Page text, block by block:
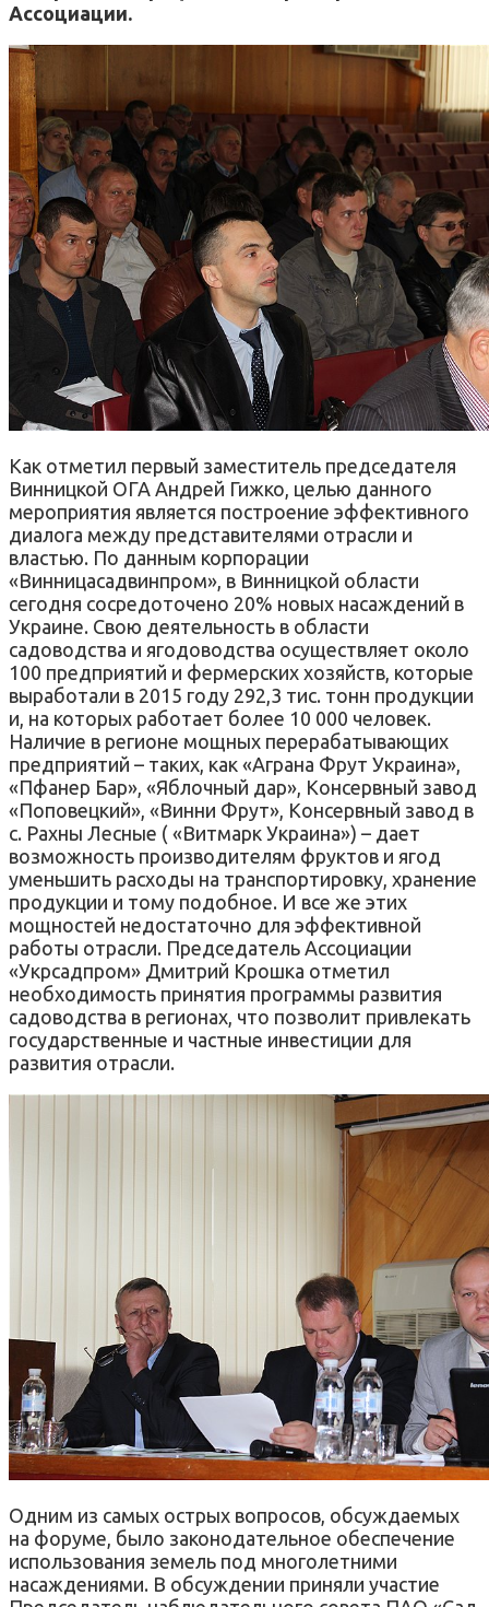
Ассоциации.
Как отметил первый заместитель председателя
Винницкой ОГА Андрей Гижко, целью данного
мероприятия является построение эффективного
диалога между представителями отрасли и
властью. По данным корпорации
«Винницасадвинпром», в Винницкой области
сегодня сосредоточено 20% новых насаждений в
Украине. Свою деятельность в области
садоводства и ягодоводства осуществляет около
100 предприятий и фермерских хозяйств, которые
выработали в 2015 году 292,3 тис. тонн продукции
и, на которых работает более 10 000 человек.
Наличие в регионе мощных перерабатывающих
предприятий – таких, как «Аграна Фрут Украина»,
«Пфанер Бар», «Яблочный дар», Консервный завод
«Поповецкий», «Винни Фрут», Консервный завод в
с. Рахны Лесные ( «Витмарк Украина») – дает
возможность производителям фруктов и ягод
уменьшить расходы на транспортировку, хранение
продукции и тому подобное. И все же этих
мощностей недостаточно для эффективной
работы отрасли. Председатель Ассоциации
«Укрсадпром» Дмитрий Крошка отметил
необходимость принятия программы развития
садоводства в регионах, что позволит привлекать
государственные и частные инвестиции для
развития отрасли.
Одним из самых острых вопросов, обсуждаемых
на форуме, было законодательное обеспечение
использования земель под многолетними
насаждениями. В обсуждении приняли участие